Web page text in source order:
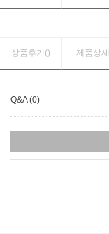
상품후기() 제품상세
Q&A (0)